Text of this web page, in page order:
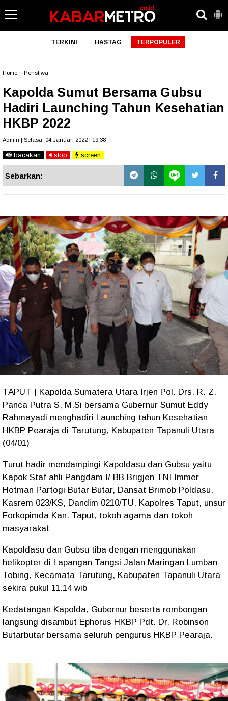
TERKINI HASTAG TERPOPULER
Home Peristiwa
Kapolda Sumut Bersama Gubsu
Hadiri Launching Tahun Kesehatian
HKBP 2022
Admin | Selasa, 04 Januari 2022 | 19.38
bacakan stop screen
Sebarkan:
TAPUT | Kapolda Sumatera Utara Irjen Pol. Drs. R. Z.
Panca Putra S, M.Si bersama Gubernur Sumut Eddy
Rahmayadi menghadiri Launching tahun Kesehatian
HKBP Pearaja di Tarutung, Kabupaten Tapanuli Utara
(04/01)
Turut hadir mendampingi Kapoldasu dan Gubsu yaitu
Kapok Staf ahli Pangdam I/ BB Brigjen TNI Immer
Hotman Partogi Butar Butar, Dansat Brimob Poldasu,
Kasrem 023/KS, Dandim 0210/TU, Kapolres Taput, unsur
Forkopimda Kan. Taput, tokoh agama dan tokoh
masyarakat
Kapoldasu dan Gubsu tiba dengan menggunakan
helikopter di Lapangan Tangsi Jalan Maringan Lumban
Tobing, Kecamata Tarutung, Kabupaten Tapanuli Utara
sekira pukul 11.14 wib
Kedatangan Kapolda, Gubernur beserta rombongan
langsung disambut Ephorus HKBP Pdt. Dr. Robinson
Butarbutar bersama seluruh pengurus HKBP Pearaja.